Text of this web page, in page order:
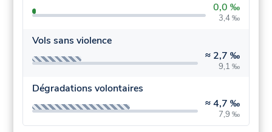
0,0 ‰
3,4 ‰
Vols sans violence
≈ 2,7 ‰
9,1 ‰
Dégradations volontaires
≈4,7 ‰
7,9 ‰